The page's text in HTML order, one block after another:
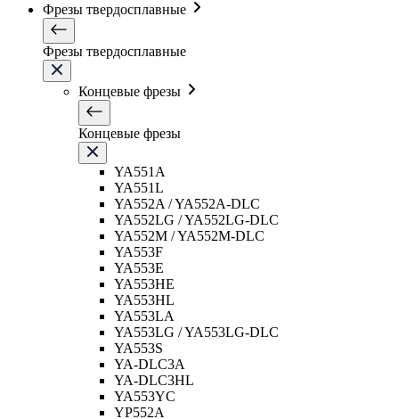
Фрезы твердосплавные
Фрезы твердосплавные
Концевые фрезы
Концевые фрезы
YA551A
YA551L
YA552A / YA552A-DLC
YA552LG / YA552LG-DLC
YA552M / YA552M-DLC
YA553F
YA553E
YA553HE
YA553HL
YA553LA
YA553LG / YA553LG-DLC
YA553S
YA-DLC3A
YA-DLC3HL
YA553YC
YP552A